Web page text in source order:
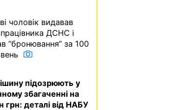
чоловік видавав
ДСНС і
“бронювання” за 100
підозрюють у
збагаченні на
грн: деталі від НАБУ